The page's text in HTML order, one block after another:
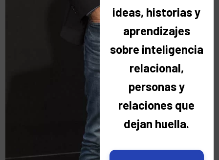
Últimas noticias
ideas, historias y
aprendizajes
sobre inteligencia
relacional,
personas y
relaciones que
dejan huella.